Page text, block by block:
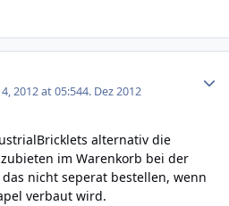
2012 at 05:544. Dez 2012
alternativ die
im Warenkorb bei der
nicht seperat bestellen, wenn
verbaut wird.